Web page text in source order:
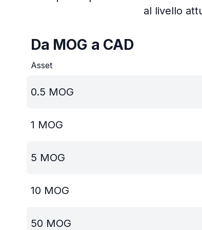
al livello
Da MOG a CAD
Asset
0.5 MOG
1 MOG
5 MOG
10 MOG
50 MOG